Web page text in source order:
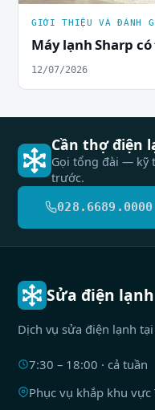
GIỚI THIỆU VÀ ĐÁNH
Máy lạnh Sharp
12/07/2026
Cần thợ điện
Gọi tổng đài — kỹ
trước.
028.6689.0000
Sửa điện lạnh
Dịch vụ sửa điện lạnh tại
7:30 – 18:00 · cả tuần
Phục vụ khắp khu vực